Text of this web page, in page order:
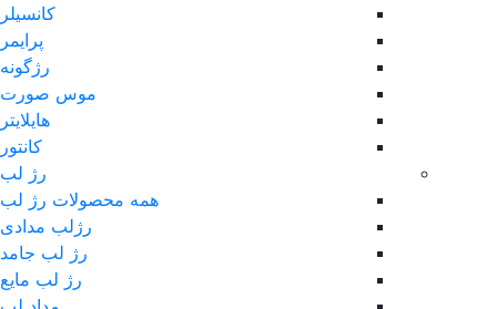
کانسیلر
پرایمر
رژگونه
موس صورت
هایلایتر
کانتور
رژ لب
همه محصولات رژ لب
رژلب مدادی
رژ لب جامد
رژ لب مایع